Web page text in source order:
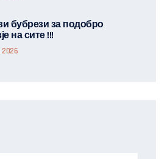
бубрези за подобро
на сите !!!